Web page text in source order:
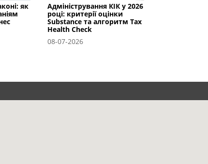
як
Адміністрування КІК у 2026
році: критерії оцінки
Substance та алгоритм Tax
Health Check
08-07-2026